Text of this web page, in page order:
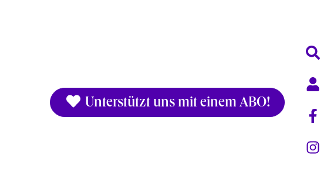
Unterstützt uns mit einem ABO!